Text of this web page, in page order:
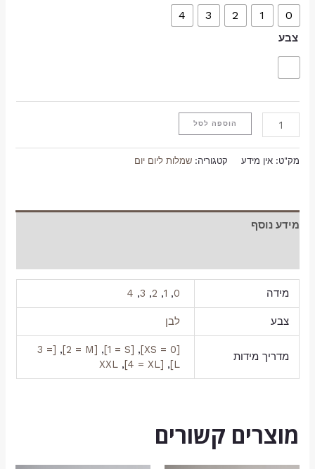
0
1
2
3
4
צבע
הוספה לסל
מק"ט:אין מידע קטגוריה:שמלות ליום יום
מידע נוסף
מידה 0
,
1
,
2
,
3
,
4
צבע לבן
מדריך מידות
[0 = XS]
,
[1 = S]
,
[2 = M]
,
[3 =
L]
,
[4 = XL]
,
XXL
מוצרים קשורים